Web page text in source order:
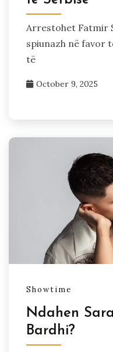
Arrestohet Fatmir
spiunazh në favor
të
October 9, 2025
Showtime
Ndahen
Bardhi?